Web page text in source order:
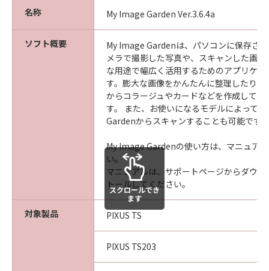
名称 My Image Garden Ver.3.6.4a
ソフト概要
My Image Gardenは、パソコンに保存さ
メラで撮影した写真や、スキャンした画
な用途で幅広く活用するためのアプリケ
す。膨大な画像をかんたんに整理したり、
からコラージュやカードなどを作成して印
す。 また、お使いになるモデルによって
Gardenからスキャンすることも可能です。
My Image Gardenの使い方は、マニュア
い。
マニュアルは、サポートページからダウ
トールしてください。
対象製品 PIXUS TS
PIXUS TS203
スクロールでき
ます